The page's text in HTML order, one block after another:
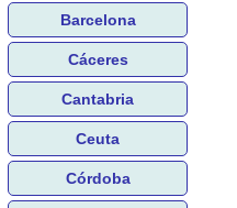
Barcelona
Cáceres
Cantabria
Ceuta
Córdoba